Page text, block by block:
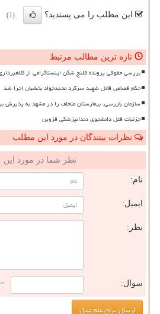
این مطلب را می پسندید؟ (1)
تازه ترین مطالب مرتبط
بررسی حقوقی پرونده قلنج شکن اینستاگرامی از
حکم قصاص قاتل شهید سرگرد محمدجواد بخشیان اجرا شد
سازمان بازرسی، بیمارستان متخلف را در مشهد به پذیرش
جزئیات قتل دانشجوی دندانپزشکی قزوین
نظرات بینندگان در مورد این مطلب
نظر شما در مورد
نام:
ایمیل:
نظر:
سوال: = ۲ بعلاوه ۱